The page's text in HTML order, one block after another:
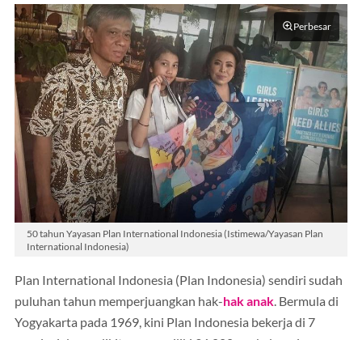
Perbesar
50 tahun Yayasan Plan International Indonesia (Istimewa/Yayasan Plan
International Indonesia)
Plan International Indonesia (Plan Indonesia) sendiri sudah
puluhan tahun memperjuangkan hak-hak anak. Bermula di
Yogyakarta pada 1969, kini Plan Indonesia bekerja di 7